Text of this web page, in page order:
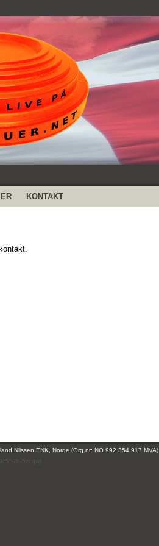
KONTAKT
Nilssen ENK, Norge (Org.nr: NO 992 354 917 MVA)
5zcqw)